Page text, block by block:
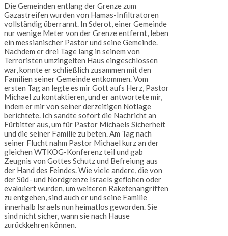
Die Gemeinden entlang der Grenze zum
Gazastreifen wurden von Hamas-Infiltratoren
vollständig überrannt. In Sderot, einer Gemeinde
nur wenige Meter von der Grenze entfernt, leben
ein messianischer Pastor und seine Gemeinde.
Nachdem er drei Tage lang in seinem von
Terroristen umzingelten Haus eingeschlossen
war, konnte er schließlich zusammen mit den
Familien seiner Gemeinde entkommen. Vom
ersten Tag an legte es mir Gott aufs Herz, Pastor
Michael zu kontaktieren, und er antwortete mir,
indem er mir von seiner derzeitigen Notlage
berichtete. Ich sandte sofort die Nachricht an
Fürbitter aus, um für Pastor Michaels Sicherheit
und die seiner Familie zu beten. Am Tag nach
seiner Flucht nahm Pastor Michael kurz an der
gleichen WTKOG-Konferenz teil und gab
Zeugnis von Gottes Schutz und Befreiung aus
der Hand des Feindes. Wie viele andere, die von
der Süd- und Nordgrenze Israels geflohen oder
evakuiert wurden, um weiteren Raketenangriffen
zu entgehen, sind auch er und seine Familie
innerhalb Israels nun heimatlos geworden. Sie
sind nicht sicher, wann sie nach Hause
zurückkehren können.